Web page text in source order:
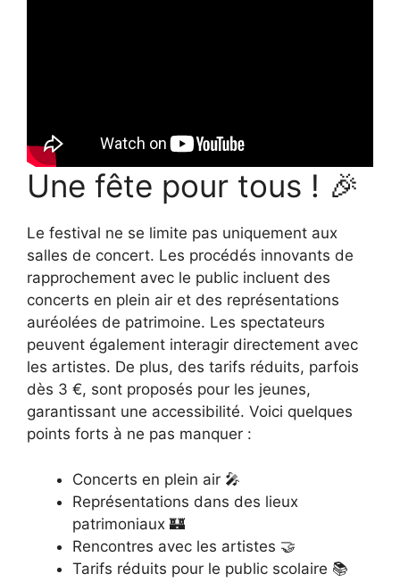
Une fête pour tous ! 🎉
Le festival ne se limite pas uniquement aux
salles de concert. Les procédés innovants de
rapprochement avec le public incluent des
concerts en plein air et des représentations
auréolées de patrimoine. Les spectateurs
peuvent également interagir directement avec
les artistes. De plus, des tarifs réduits, parfois
dès 3 €, sont proposés pour les jeunes,
garantissant une accessibilité. Voici quelques
points forts à ne pas manquer :
Concerts en plein air 🎤
Représentations dans des lieux
patrimoniaux 🏰
Rencontres avec les artistes 🤝
Tarifs réduits pour le public scolaire 📚